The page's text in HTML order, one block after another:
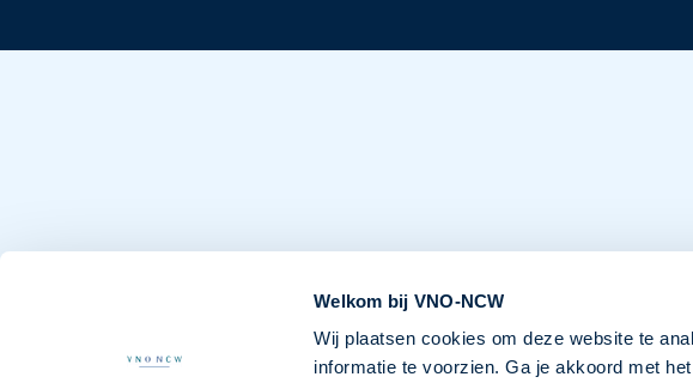
Welkom bij VNO-NCW
Wij plaatsen cookies om deze website te
informatie te voorzien. Ga je akkoord met